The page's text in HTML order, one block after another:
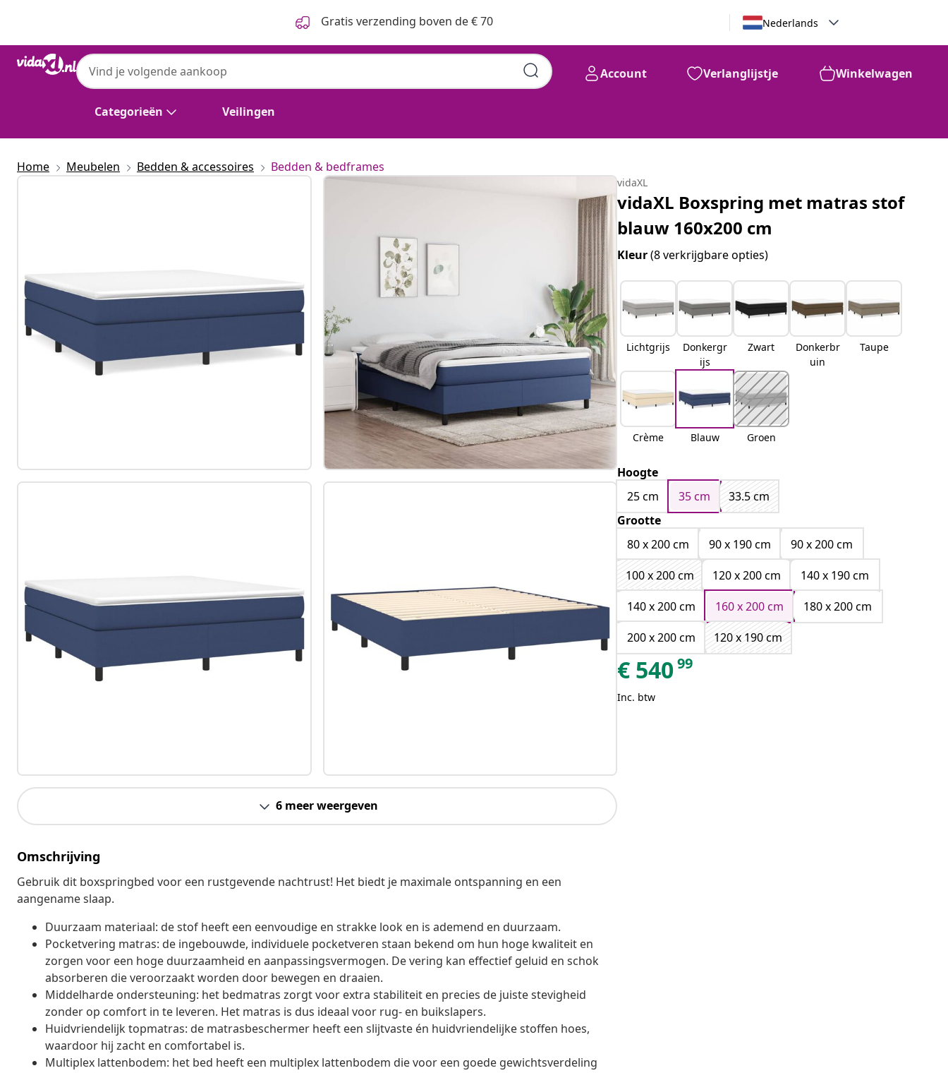
Gratis verzending boven de € 70 Nederlands
Categorieën Veilingen
Account Verlanglijstje Winkelwagen
Home Meubelen Bedden & accessoires Bedden & bedframes
6 meer weergeven
Omschrijving
Gebruik dit boxspringbed voor een rustgevende nachtrust! Het biedt je maximale ontspanning en een
aangename slaap.
Duurzaam materiaal: de stof heeft een eenvoudige en strakke look en is ademend en duurzaam.
Pocketvering matras: de ingebouwde, individuele pocketveren staan bekend om hun hoge kwaliteit en
zorgen voor een hoge duurzaamheid en aanpassingsvermogen. De vering kan effectief geluid en schok
absorberen die veroorzaakt worden door bewegen en draaien.
Middelharde ondersteuning: het bedmatras zorgt voor extra stabiliteit en precies de juiste stevigheid
zonder op comfort in te leveren. Het matras is dus ideaal voor rug- en buikslapers.
Huidvriendelijk topmatras: de matrasbeschermer heeft een slijtvaste én huidvriendelijke stoffen hoes,
waardoor hij zacht en comfortabel is.
Multiplex lattenbodem: het bed heeft een multiplex lattenbodem die voor een goede gewichtsverdeling
vidaXL
vidaXL Boxspring met matras stof
blauw 160x200 cm
Kleur(8 verkrijgbare opties)
Lichtgrijs
Donkergr
ijs
Zwart
Donkerbr
uin
Taupe
Crème Blauw Groen
Hoogte
25 cm
35 cm
33.5 cm
Grootte
80 x 200 cm
90 x 190 cm
90 x 200 cm
100 x 200 cm
120 x 200 cm
140 x 190 cm
140 x 200 cm
160 x 200 cm
180 x 200 cm
200 x 200 cm
120 x 190 cm
€ 54099
Inc. btw